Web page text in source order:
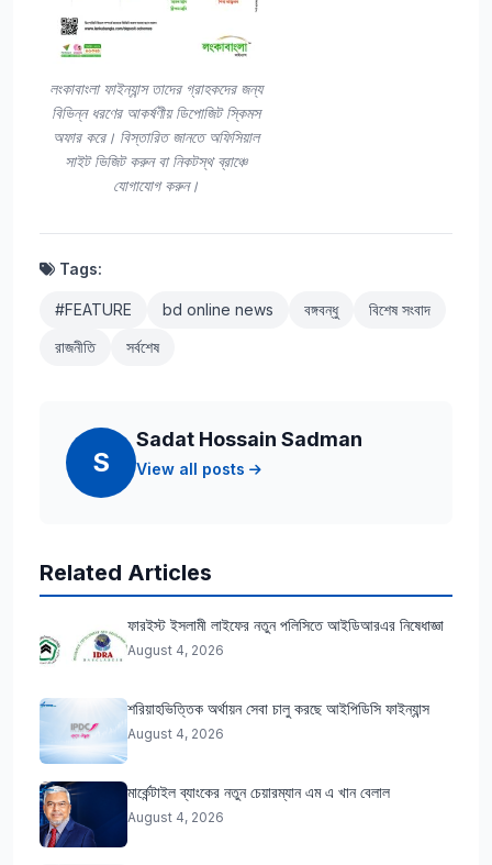
লংকাবাংলা ফাইন্যান্স তাদের গ্রাহকদের জন্য
বিভিন্ন ধরণের আকর্ষণীয় ডিপোজিট স্কিমস
অফার করে। বিস্তারিত জানতে অফিসিয়াল
সাইট ভিজিট করুন বা নিকটস্থ ব্রাঞ্চে
যোগাযোগ করুন।
Tags:
#FEATURE bd online news বঙ্গবন্ধু
বিশেষ সংবাদ
রাজনীতি
সর্বশেষ
S
Sadat Hossain Sadman
View all posts
Related Articles
ফারইস্ট ইসলামী লাইফের নতুন পলিসিতে আইডিআরএর নিষেধাজ্ঞা
August 4, 2026
শরিয়াহভিত্তিক অর্থায়ন সেবা চালু করছে আইপিডিসি ফাইন্যান্স
August 4, 2026
মার্কেন্টাইল ব্যাংকের নতুন চেয়ারম্যান এম এ খান বেলাল
August 4, 2026